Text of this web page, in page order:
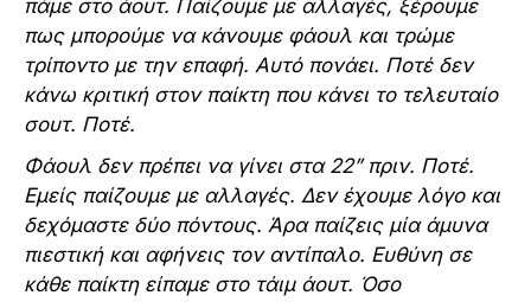
πάμε στο άουτ. Παίζουμε με αλλαγές, ξέρουμε
πως μπορούμε να κάνουμε φάουλ και τρώμε
τρίποντο με την επαφή. Αυτό πονάει. Ποτέ δεν
κάνω κριτική στον παίκτη που κάνει το τελευταίο
σουτ. Ποτέ.
Φάουλ δεν πρέπει να γίνει στα 22” πριν. Ποτέ.
Εμείς παίζουμε με αλλαγές. Δεν έχουμε λόγο και
δεχόμαστε δύο πόντους. Άρα παίζεις μία άμυνα
πιεστική και αφήνεις τον αντίπαλο. Ευθύνη σε
κάθε παίκτη είπαμε στο τάιμ άουτ. Όσο